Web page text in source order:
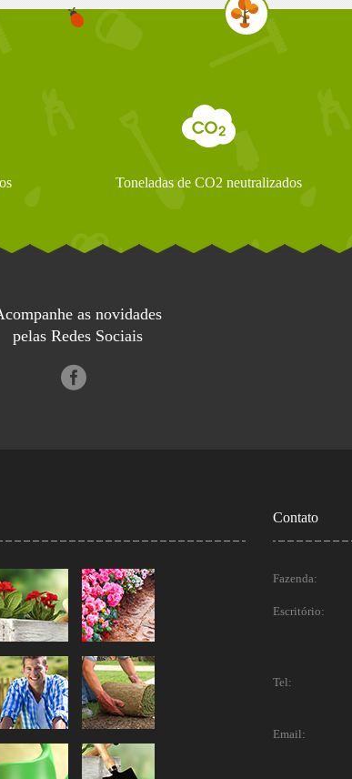
Toneladas de CO2 neutralizados
as novidades
pelas Redes Sociais
Contato
Fazenda:
Escritório:
Tel:
Email: